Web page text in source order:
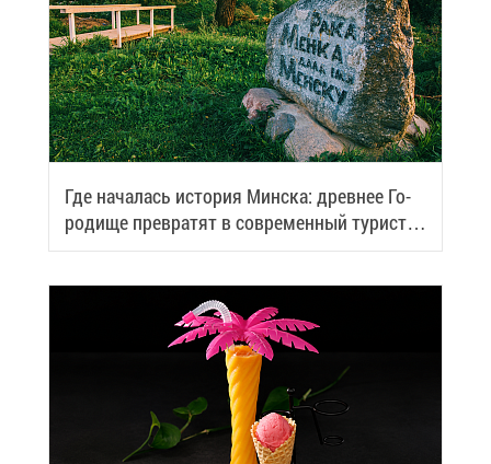
Где на­ча­лась ис­то­рия Мин­ска: древ­нее Го­
ро­ди­ще пре­вра­тят в со­вре­мен­ный ту­ри­сти­
че­ский центр